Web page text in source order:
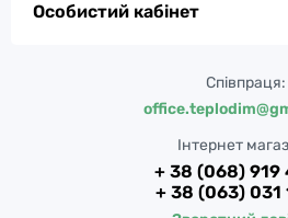
Особистий кабінет
Співпраця:
Інтернет
+ 38 (068) 919
+ 38 (063) 031